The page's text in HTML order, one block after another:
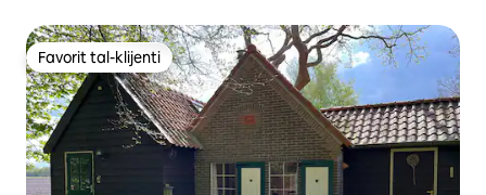
Favorit tal-klijenti
Favorit tal-klijenti